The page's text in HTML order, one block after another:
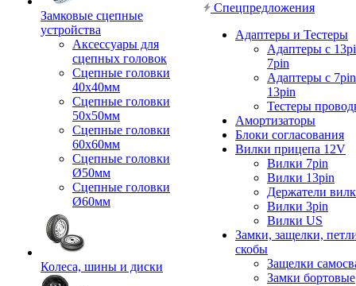
Замковые сцепные
устройства
Аксессуары для
сцепных головок
Сцепные головки
40x40мм
Сцепные головки
50x50мм
Сцепные головки
60x60мм
Сцепные головки
Ø50мм
Сцепные головки
Ø60мм
Колеса, шины и диски
Спецпредложения
Адаптеры и Тестеры
Адаптеры с
7pin
Адаптеры с
13pin
Тестеры
Амортизаторы
Блоки согласования
Вилки прицепа 12V
Вилки 7pin
Вилки 13pin
Держатели
Вилки 3pin
Вилки US
Замки, защелки,
скобы
Защелки
Замки бортовые